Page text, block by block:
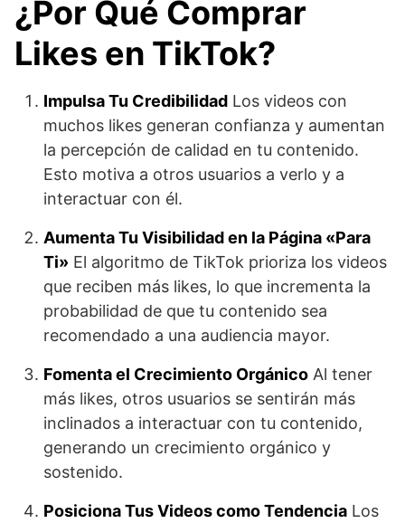
¿Por Qué Comprar
Likes en TikTok?
Impulsa Tu Credibilidad Los videos con
muchos likes generan confianza y aumentan
la percepción de calidad en tu contenido.
Esto motiva a otros usuarios a verlo y a
interactuar con él.
Aumenta Tu Visibilidad en la Página «Para
Ti» El algoritmo de TikTok prioriza los videos
que reciben más likes, lo que incrementa la
probabilidad de que tu contenido sea
recomendado a una audiencia mayor.
Fomenta el Crecimiento Orgánico Al tener
más likes, otros usuarios se sentirán más
inclinados a interactuar con tu contenido,
generando un crecimiento orgánico y
sostenido.
Posiciona Tus Videos como Tendencia Los